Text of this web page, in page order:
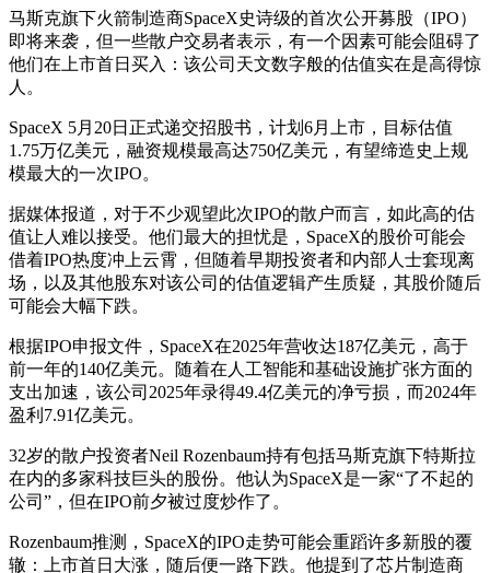
马斯克旗下火箭制造商SpaceX史诗级的首次公开募股（IPO）
即将来袭，但一些散户交易者表示，有一个因素可能会阻碍了
他们在上市首日买入：该公司天文数字般的估值实在是高得惊
人。
SpaceX 5月20日正式递交招股书，计划6月上市，目标估值
1.75万亿美元，融资规模最高达750亿美元，有望缔造史上规
模最大的一次IPO。
据媒体报道，对于不少观望此次IPO的散户而言，如此高的估
值让人难以接受。他们最大的担忧是，SpaceX的股价可能会
借着IPO热度冲上云霄，但随着早期投资者和内部人士套现离
场，以及其他股东对该公司的估值逻辑产生质疑，其股价随后
可能会大幅下跌。
根据IPO申报文件，SpaceX在2025年营收达187亿美元，高于
前一年的140亿美元。随着在人工智能和基础设施扩张方面的
支出加速，该公司2025年录得49.4亿美元的净亏损，而2024年
盈利7.91亿美元。
32岁的散户投资者Neil Rozenbaum持有包括马斯克旗下特斯拉
在内的多家科技巨头的股份。他认为SpaceX是一家“了不起的
公司”，但在IPO前夕被过度炒作了。
Rozenbaum推测，SpaceX的IPO走势可能会重蹈许多新股的覆
辙：上市首日大涨，随后便一路下跌。他提到了芯片制造商